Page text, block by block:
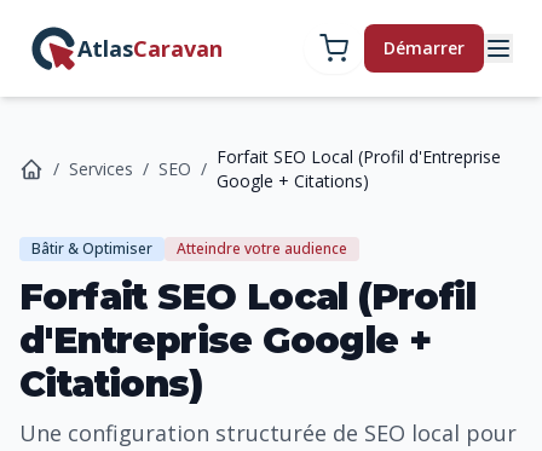
AtlasCaravan Démarrer
/ Services / SEO /
Forfait SEO Local (Profil d'Entreprise
Google + Citations)
Bâtir & Optimiser Atteindre votre audience
Forfait SEO Local (Profil
d'Entreprise Google +
Citations)
Une configuration structurée de SEO local pour